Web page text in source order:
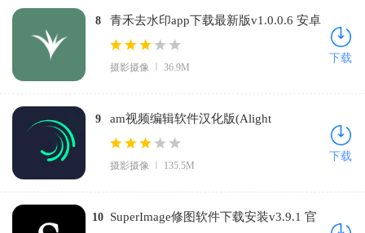
8
青禾去水印app下载最新版v1.0.0.6 安卓
版
摄影摄像 36.9M
下载
9
am视频编辑软件汉化版(Alight
Motion)v5.0.289.1002599 安卓版
摄影摄像 135.5M
下载
10 SuperImage修图软件下载安装v3.9.1 官